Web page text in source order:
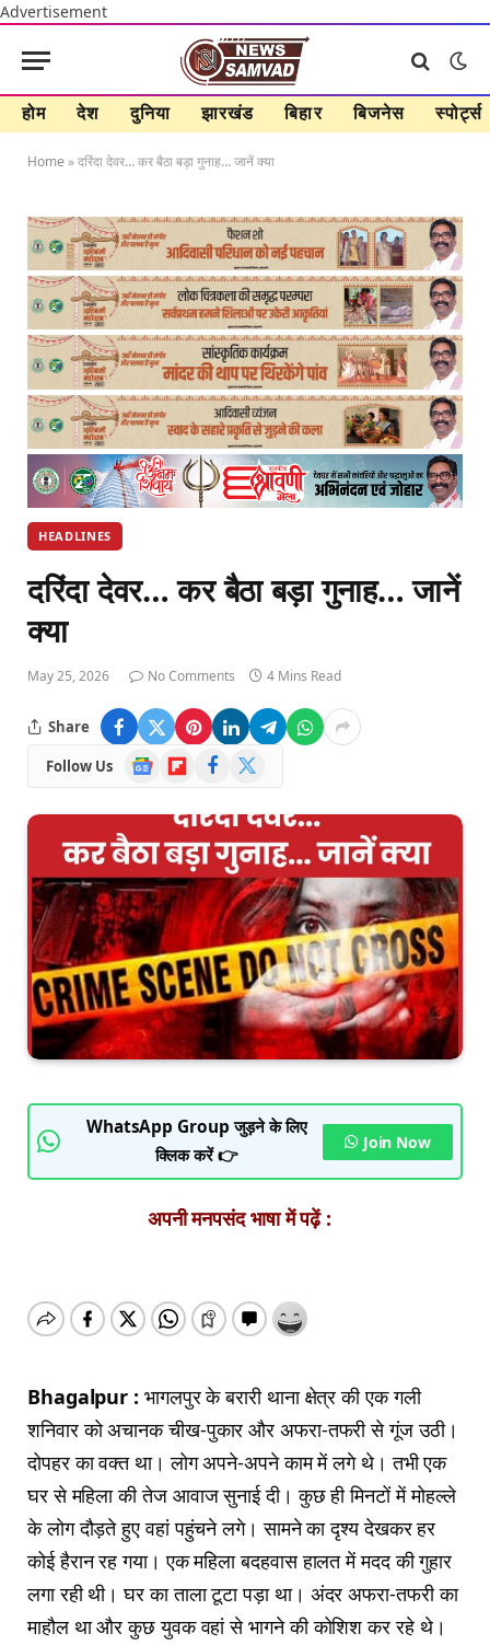
Advertisement
होम देश दुनिया झारखंड बिहार बिजनेस स्पोर्ट्स
Home »दरिंदा देवर… कर बैठा बड़ा गुनाह… जानें क्या
HEADLINES
दरिंदा देवर… कर बैठा बड़ा गुनाह… जानें
क्या
May 25, 2026 No Comments 4 Mins Read
Share
Follow Us
Google
News
FlipboardFacebook
WhatsApp Group जुड़ने के लिए
क्लिक करें 👉
Join Now
अपनी मनपसंद भाषा में पढ़ें :
Bhagalpur : भागलपुर के बरारी थाना क्षेत्र की एक गली
शनिवार को अचानक चीख-पुकार और अफरा-तफरी से गूंज उठी।
दोपहर का वक्त था। लोग अपने-अपने काम में लगे थे। तभी एक
घर से महिला की तेज आवाज सुनाई दी। कुछ ही मिनटों में मोहल्ले
के लोग दौड़ते हुए वहां पहुंचने लगे। सामने का दृश्य देखकर हर
कोई हैरान रह गया। एक महिला बदहवास हालत में मदद की गुहार
लगा रही थी। घर का ताला टूटा पड़ा था। अंदर अफरा-तफरी का
माहौल था और कुछ युवक वहां से भागने की कोशिश कर रहे थे।